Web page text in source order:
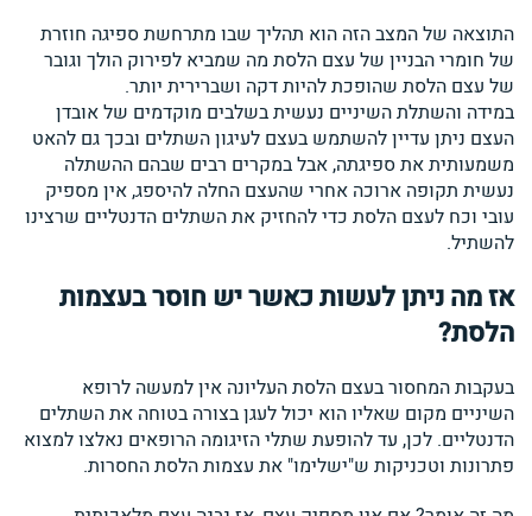
התוצאה של המצב הזה הוא תהליך שבו מתרחשת ספיגה חוזרת
של חומרי הבניין של עצם הלסת מה שמביא לפירוק הולך וגובר
של עצם הלסת שהופכת להיות דקה ושברירית יותר.
במידה והשתלת השיניים נעשית בשלבים מוקדמים של אובדן
העצם ניתן עדיין להשתמש בעצם לעיגון השתלים ובכך גם להאט
משמעותית את ספיגתה, אבל במקרים רבים שבהם ההשתלה
נעשית תקופה ארוכה אחרי שהעצם החלה להיספג, אין מספיק
עובי וכח לעצם הלסת כדי להחזיק את השתלים הדנטליים שרצינו
להשתיל.
אז מה ניתן לעשות כאשר יש חוסר בעצמות
הלסת?
בעקבות המחסור בעצם הלסת העליונה אין למעשה לרופא
השיניים מקום שאליו הוא יכול לעגן בצורה בטוחה את השתלים
הדנטליים. לכן, עד להופעת שתלי הזיגומה הרופאים נאלצו למצוא
פתרונות וטכניקות ש"ישלימו" את עצמות הלסת החסרות.